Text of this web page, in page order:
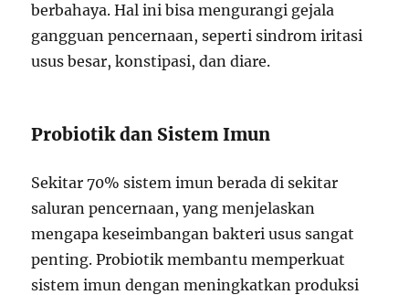
berbahaya. Hal ini bisa mengurangi gejala
gangguan pencernaan, seperti sindrom iritasi
usus besar, konstipasi, dan diare.
Probiotik dan Sistem Imun
Sekitar 70% sistem imun berada di sekitar
saluran pencernaan, yang menjelaskan
mengapa keseimbangan bakteri usus sangat
penting. Probiotik membantu memperkuat
sistem imun dengan meningkatkan produksi